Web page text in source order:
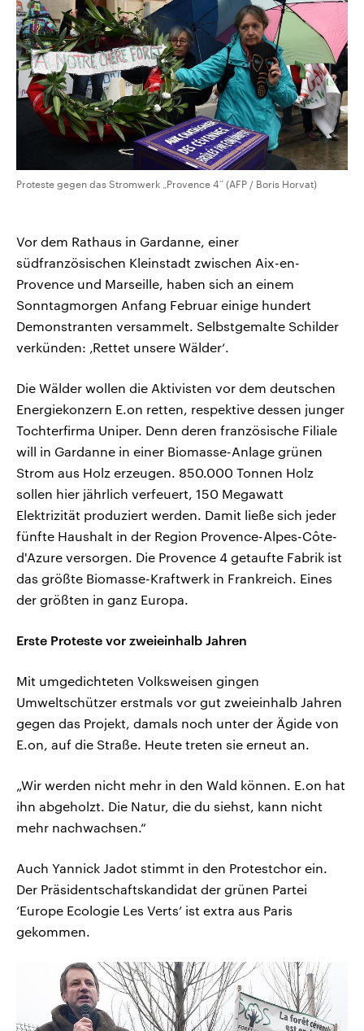
Proteste gegen das Stromwerk „Provence 4“ (AFP / Boris Horvat)
Vor dem Rathaus in Gardanne, einer
südfranzösischen Kleinstadt zwischen Aix-en-
Provence und Marseille, haben sich an einem
Sonntagmorgen Anfang Februar einige hundert
Demonstranten versammelt. Selbstgemalte Schilder
verkünden: ‚Rettet unsere Wälder‘.
Die Wälder wollen die Aktivisten vor dem deutschen
Energiekonzern E.on retten, respektive dessen junger
Tochterfirma Uniper. Denn deren französische Filiale
will in Gardanne in einer Biomasse-Anlage grünen
Strom aus Holz erzeugen. 850.000 Tonnen Holz
sollen hier jährlich verfeuert, 150 Megawatt
Elektrizität produziert werden. Damit ließe sich jeder
fünfte Haushalt in der Region Provence-Alpes-Côte-
d'Azure versorgen. Die Provence 4 getaufte Fabrik ist
das größte Biomasse-Kraftwerk in Frankreich. Eines
der größten in ganz Europa.
Erste Proteste vor zweieinhalb Jahren
Mit umgedichteten Volksweisen gingen
Umweltschützer erstmals vor gut zweieinhalb Jahren
gegen das Projekt, damals noch unter der Ägide von
E.on, auf die Straße. Heute treten sie erneut an.
„Wir werden nicht mehr in den Wald können. E.on hat
ihn abgeholzt. Die Natur, die du siehst, kann nicht
mehr nachwachsen.“
Auch Yannick Jadot stimmt in den Protestchor ein.
Der Präsidentschaftskandidat der grünen Partei
‘Europe Ecologie Les Verts’ ist extra aus Paris
gekommen.